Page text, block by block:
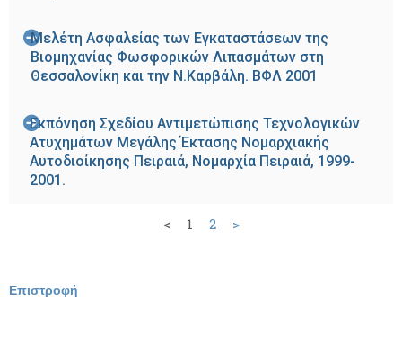
Μελέτη Ασφαλείας των Εγκαταστάσεων της
Βιομηχανίας Φωσφορικών Λιπασμάτων στη
Θεσσαλονίκη και την Ν.Καρβάλη. ΒΦΛ 2001
Εκπόνηση Σχεδίου Αντιμετώπισης Τεχνολογικών
Ατυχημάτων Μεγάλης Έκτασης Νομαρχιακής
Αυτοδιοίκησης Πειραιά, Νομαρχία Πειραιά, 1999-
2001.
< 1 2 >
Επιστροφή